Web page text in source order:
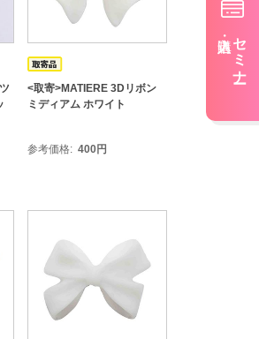
<取寄>MATIERE 3Dリボン
ミディアム ホワイト
参考価格 400円
セミナー